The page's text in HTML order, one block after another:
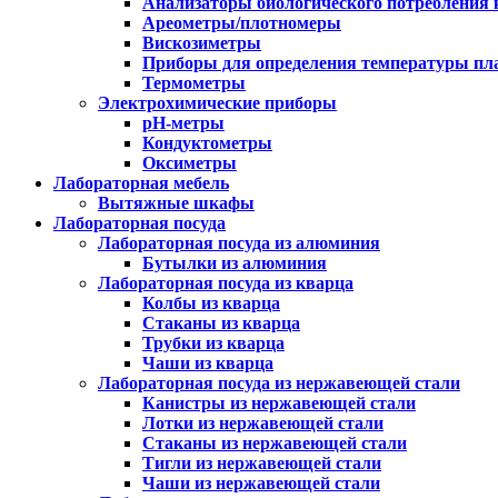
Ареометры/плотномеры
Вискозиметры
Приборы для определения температуры
Термометры
Электрохимические приборы
pH-метры
Кондуктометры
Оксиметры
Лабораторная мебель
Вытяжные шкафы
Лабораторная посуда
Лабораторная посуда из алюминия
Бутылки из алюминия
Лабораторная посуда из кварца
Колбы из кварца
Стаканы из кварца
Трубки из кварца
Чаши из кварца
Лабораторная посуда из нержавеющей стали
Канистры из нержавеющей стали
Лотки из нержавеющей стали
Стаканы из нержавеющей стали
Тигли из нержавеющей стали
Чаши из нержавеющей стали